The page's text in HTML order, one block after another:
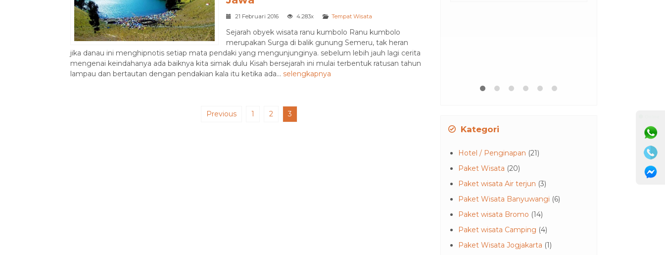
21 Februari 2016 4.283x Tempat Wisata
Sejarah obyek wisata ranu kumbolo Ranu kumbolo
merupakan Surga di balik gunung Semeru, tak heran
jika danau ini menghipnotis setiap mata pendaki yang mengunjunginya. sebelum lebih jauh lagi cerita
mengenai keindahanya ada baiknya kita simak dulu Kisah bersejarah ini mulai terbentuk ratusan tahun
lampau dan bertautan dengan pendakian kala itu ketika ada... selengkapnya
Previous 1 2 3
Kategori
Hotel / Penginapan (21)
Paket Wisata (20)
Paket wisata Air terjun (3)
Paket Wisata Banyuwangi (6)
Paket wisata Bromo (14)
Paket wisata Camping (4)
Paket Wisata Jogjakarta (1)